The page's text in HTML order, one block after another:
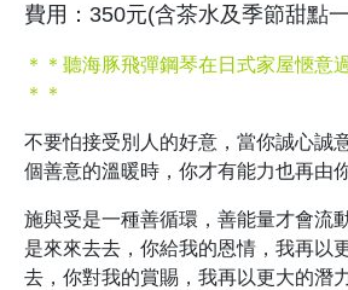
費用：350元(含茶水及季節甜點
＊＊聽海豚飛彈鋼琴在日式家屋愜意
＊＊
不要怕接受別人的好意，當你誠心誠
個善意的溫暖時，你才有能力也再由
施與受是一種善循環，善能量才會流
是來來去去，你給我的恩情，我再以
去，你對我的賞賜，我再以更大的潛